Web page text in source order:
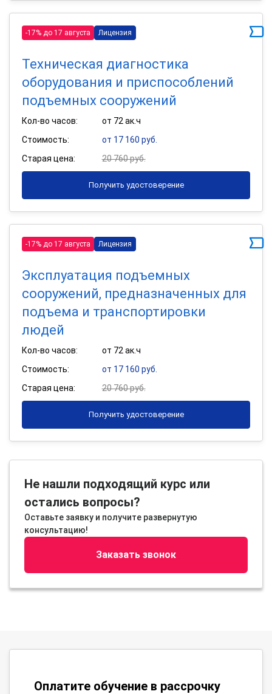
-17% до 17 августа Лицензия
Техническая диагностика
оборудования и приспособлений
подъемных сооружений
Кол-во часов:
от 72 ак.ч
Стоимость:
от 17 160 руб.
Старая цена:
20 760 руб.
Получить удостоверение
-17% до 17 августа Лицензия
Эксплуатация подъемных
сооружений, предназначенных для
подъема и транспортировки
людей
Кол-во часов:
от 72 ак.ч
Стоимость:
от 17 160 руб.
Старая цена:
20 760 руб.
Получить удостоверение
Не нашли подходящий курс или
остались вопросы?
Оставьте заявку и получите развернутую
консультацию!
Заказать звонок
Оплатите обучение в рассрочку